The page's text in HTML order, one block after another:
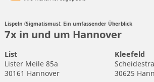
Lispeln (Sigmatismus): Ein umfassender Überblick
7x in und um Hannover
List
Lister Meile 85a
30161 Hannover
Kleefeld
30625